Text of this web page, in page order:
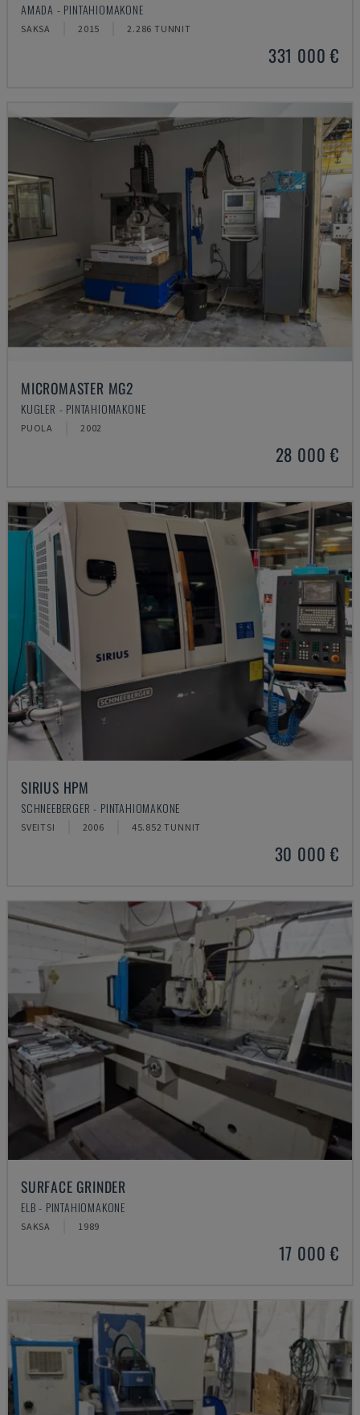
AMADA - PINTAHIOMAKONE
SAKSA 2015 2.286 TUNNIT
331 000 €
MICROMASTER MG2
KUGLER - PINTAHIOMAKONE
PUOLA 2002
28 000 €
SIRIUS HPM
SCHNEEBERGER - PINTAHIOMAKONE
SVEITSI 2006 45.852 TUNNIT
30 000 €
SURFACE GRINDER
ELB - PINTAHIOMAKONE
SAKSA 1989
17 000 €